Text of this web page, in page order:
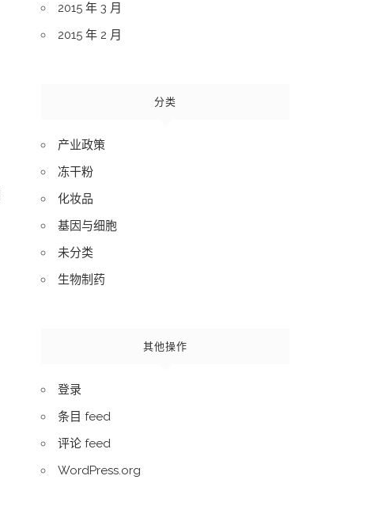
2015 年 3 月
2015 年 2 月
分类
产业政策
冻干粉
化妆品
基因与细胞
未分类
生物制药
其他操作
登录
条目 feed
评论 feed
WordPress.org